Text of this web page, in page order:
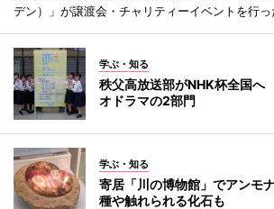
デン）」が譲渡会・チャリティーイベントを行っ
学ぶ・知る
秩父高放送部がNHK杯全国
オドラマの2部門
学ぶ・知る
寄居「川の博物館」でアンモ
種や触れられる化石も